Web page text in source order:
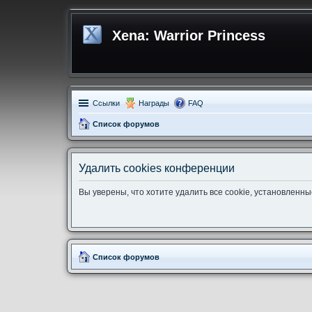
Xena: Warrior Princess
Ссылки Награды FAQ
Список форумов
Удалить cookies конференции
Вы уверены, что хотите удалить все cookie,
Список форумов